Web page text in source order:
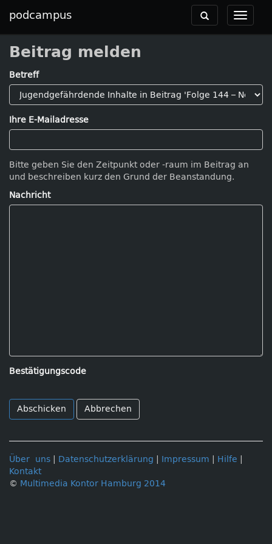
podcampus
Toggle
Toggle
navigation
Beitrag melden
Betreff
Ihre E-Mailadresse
Bitte geben Sie den Zeitpunkt oder -raum im Beitrag an
und beschreiben kurz den Grund der Beanstandung.
Nachricht
Bestätigungscode
Abbrechen
Über uns Datenschutzerklärung Impressum Hilfe
Kontakt
© Multimedia Kontor Hamburg 2014